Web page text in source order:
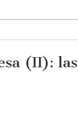
(II): las